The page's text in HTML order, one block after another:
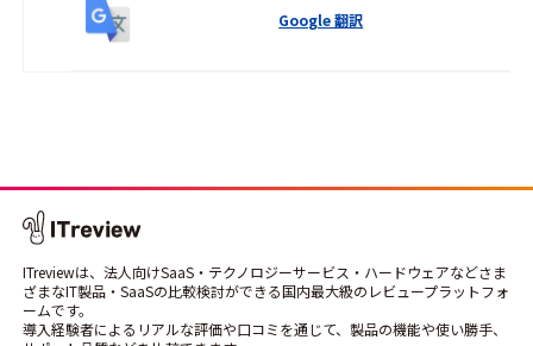
Google 翻訳
ITreviewは、法人向けSaaS・テクノロジーサービス・ハードウェアなどさま
ざまなIT製品・SaaSの比較検討ができる国内最大級のレビュープラットフォ
ームです。
導入経験者によるリアルな評価や口コミを通じて、製品の機能や使い勝手、